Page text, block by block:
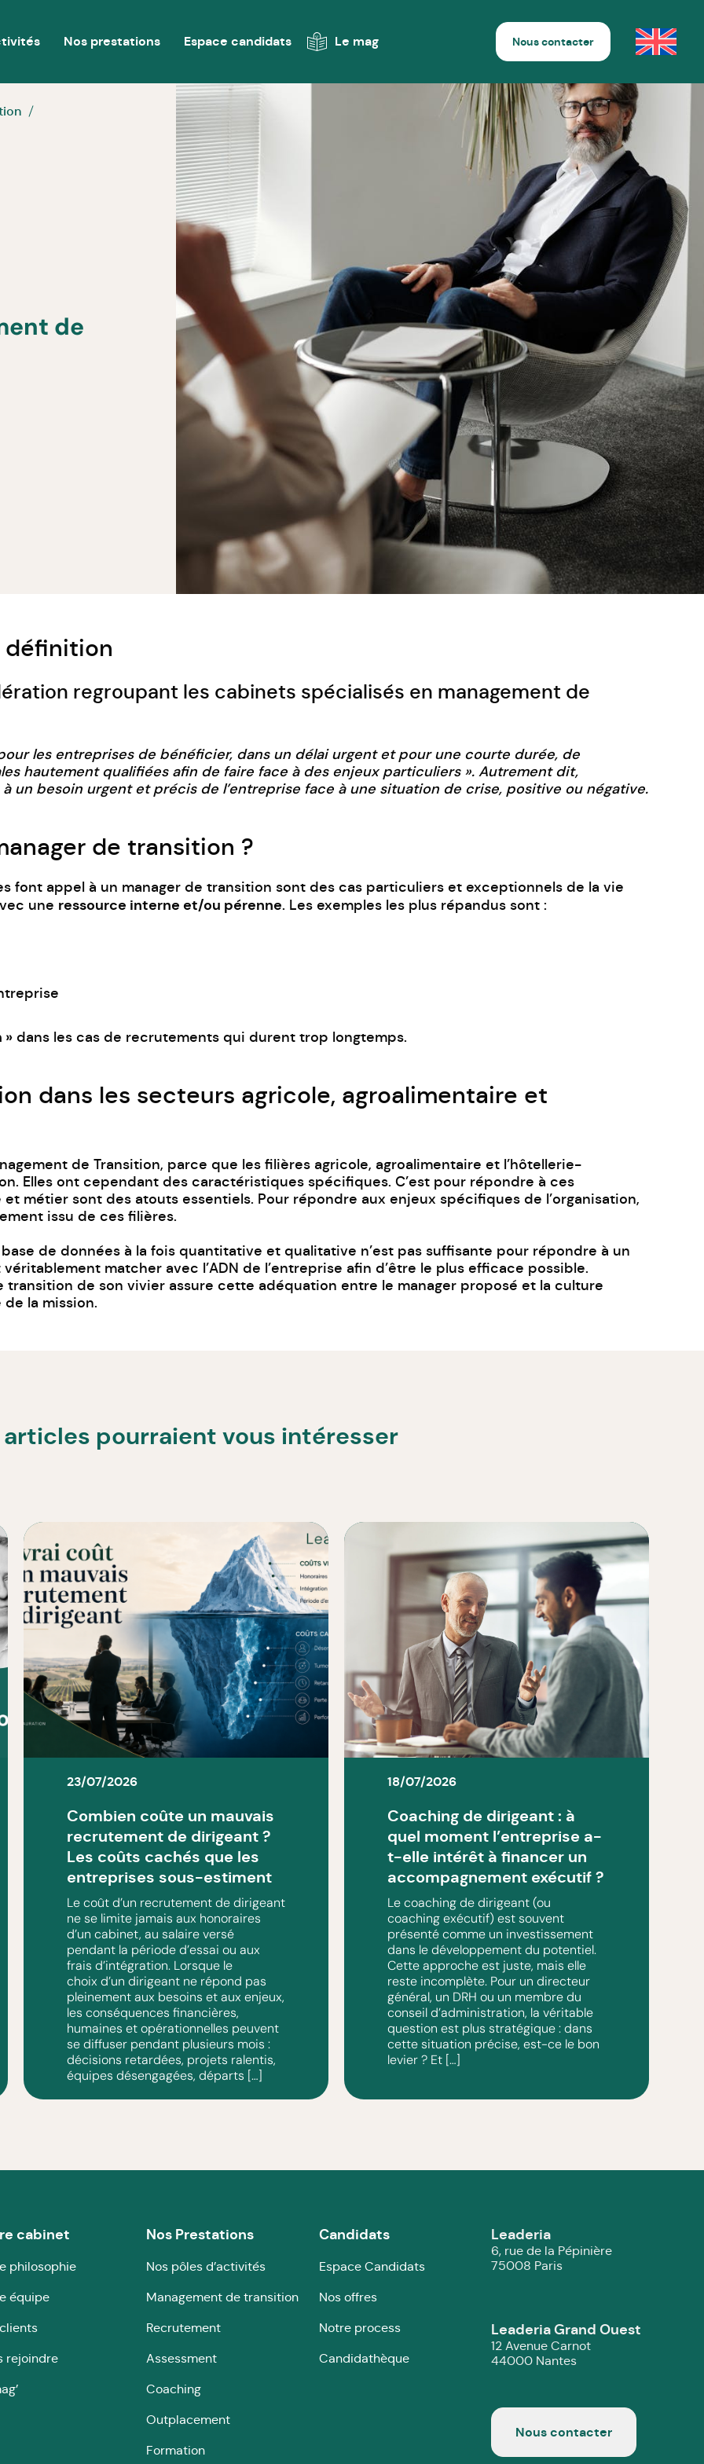
Nos prestations Espace candidats Le mag Nous contacter
de
définition
regroupant les cabinets spécialisés en management de
les entreprises de bénéficier, dans un délai urgent et pour une courte durée, de
hautement qualifiées afin de faire face à des enjeux particuliers ». Autrement dit,
un besoin urgent et précis de l’entreprise face à une situation de crise, positive ou négative.
de transition ?
font appel à un manager de transition sont des cas particuliers et exceptionnels de la vie
une ressource interne et/ou pérenne. Les exemples les plus répandus sont :
» dans les cas de recrutements qui durent trop longtemps.
dans les secteurs agricole, agroalimentaire et
de Transition, parce que les filières agricole, agroalimentaire et l’hôtellerie-
Elles ont cependant des caractéristiques spécifiques. C’est pour répondre à ces
métier sont des atouts essentiels. Pour répondre aux enjeux spécifiques de l’organisation,
issu de ces filières.
de données à la fois quantitative et qualitative n’est pas suffisante pour répondre à un
matcher avec l’ADN de l’entreprise afin d’être le plus efficace possible.
transition de son vivier assure cette adéquation entre le manager proposé et la culture
la mission.
articles pourraient vous intéresser
23/07/2026
Combien coûte un mauvais
recrutement de dirigeant ?
Les coûts cachés que les
entreprises sous-estiment
Le coût d’un recrutement de dirigeant
ne se limite jamais aux honoraires
d’un cabinet, au salaire versé
pendant la période d’essai ou aux
frais d’intégration. Lorsque le
choix d’un dirigeant ne répond pas
pleinement aux besoins et aux enjeux,
les conséquences financières,
humaines et opérationnelles peuvent
se diffuser pendant plusieurs mois :
décisions retardées, projets ralentis,
équipes désengagées, départs […]
18/07/2026
Coaching de dirigeant : à
quel moment l’entreprise a-
t-elle intérêt à financer un
accompagnement exécutif ?
Le coaching de dirigeant (ou
coaching exécutif) est souvent
présenté comme un investissement
dans le développement du potentiel.
Cette approche est juste, mais elle
reste incomplète. Pour un directeur
général, un DRH ou un membre du
conseil d’administration, la véritable
question est plus stratégique : dans
cette situation précise, est-ce le bon
levier ? Et […]
cabinet
philosophie
équipe
rejoindre
Nos Prestations
Nos pôles d’activités
Management de transition
Recrutement
Assessment
Coaching
Outplacement
Formation
Candidats
Espace Candidats
Nos offres
Notre process
Candidathèque
Leaderia
6, rue de la Pépinière
75008 Paris
Leaderia Grand Ouest
12 Avenue Carnot
44000 Nantes
Nous contacter